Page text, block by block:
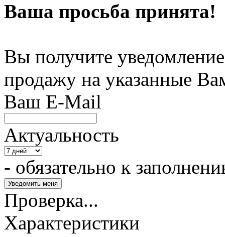
Ваша просьба принята!
Вы получите
продажу на указанные
Ваш E-Mail
Актуальность
- обязательно к
Проверка...
Характеристики